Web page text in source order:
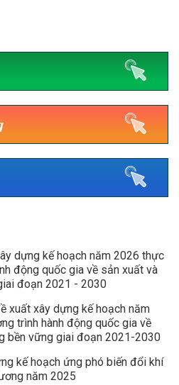
dựng kế hoạch năm 2026 thực
động quốc gia về sản xuất và
đoạn 2021 - 2030
xuất xây dựng kế hoạch năm
trình hành động quốc gia về
bền vững giai đoạn 2021-2030
kế hoạch ứng phó biến đổi khí
năm 2025